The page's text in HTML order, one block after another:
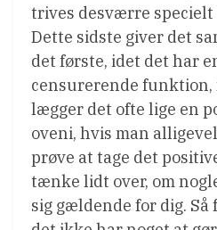
trives desværre
Dette sidste giver det
det første, idet det har
censurerende funktion,
lægger det ofte lige en
oveni, hvis man
prøve at tage det
tænke lidt over, om
sig gældende for dig.